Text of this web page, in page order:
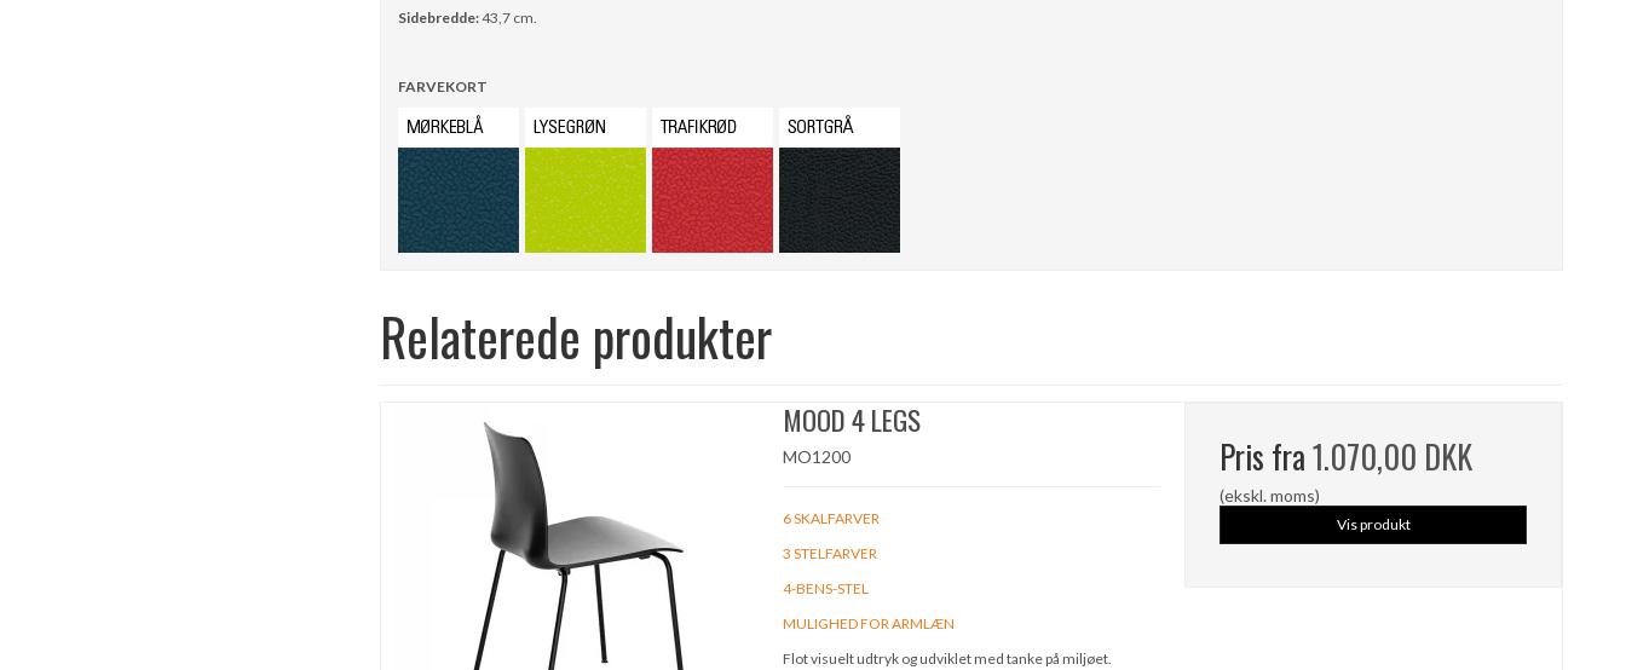
Sidebredde:43,7 cm.
FARVEKORT
Relaterede produkter
MOOD 4 LEGS
MO1200
6 SKALFARVER
3 STELFARVER
4-BENS-STEL
MULIGHED FOR ARMLÆN
Flot visuelt udtryk og udviklet med tanke på miljøet.
Pris fra1.070,00 DKK
(ekskl. moms)
Vis produkt